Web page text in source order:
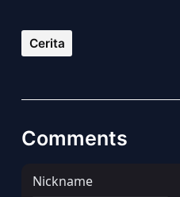
Cerita
Comments